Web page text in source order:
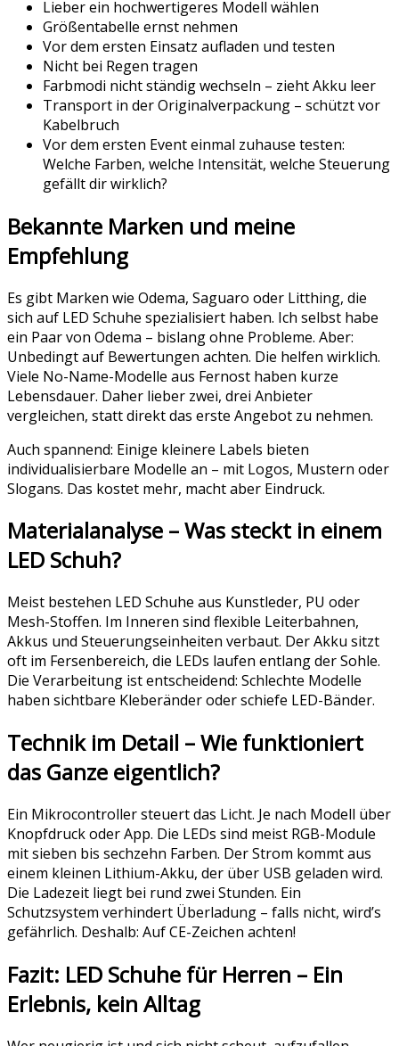
Lieber ein hochwertigeres Modell wählen
Größentabelle ernst nehmen
Vor dem ersten Einsatz aufladen und testen
Nicht bei Regen tragen
Farbmodi nicht ständig wechseln – zieht Akku leer
Transport in der Originalverpackung – schützt vor
Kabelbruch
Vor dem ersten Event einmal zuhause testen:
Welche Farben, welche Intensität, welche Steuerung
gefällt dir wirklich?
Bekannte Marken und meine
Empfehlung
Es gibt Marken wie Odema, Saguaro oder Litthing, die
sich auf LED Schuhe spezialisiert haben. Ich selbst habe
ein Paar von Odema – bislang ohne Probleme. Aber:
Unbedingt auf Bewertungen achten. Die helfen wirklich.
Viele No-Name-Modelle aus Fernost haben kurze
Lebensdauer. Daher lieber zwei, drei Anbieter
vergleichen, statt direkt das erste Angebot zu nehmen.
Auch spannend: Einige kleinere Labels bieten
individualisierbare Modelle an – mit Logos, Mustern oder
Slogans. Das kostet mehr, macht aber Eindruck.
Materialanalyse – Was steckt in einem
LED Schuh?
Meist bestehen LED Schuhe aus Kunstleder, PU oder
Mesh-Stoffen. Im Inneren sind flexible Leiterbahnen,
Akkus und Steuerungseinheiten verbaut. Der Akku sitzt
oft im Fersenbereich, die LEDs laufen entlang der Sohle.
Die Verarbeitung ist entscheidend: Schlechte Modelle
haben sichtbare Kleberänder oder schiefe LED-Bänder.
Technik im Detail – Wie funktioniert
das Ganze eigentlich?
Ein Mikrocontroller steuert das Licht. Je nach Modell über
Knopfdruck oder App. Die LEDs sind meist RGB-Module
mit sieben bis sechzehn Farben. Der Strom kommt aus
einem kleinen Lithium-Akku, der über USB geladen wird.
Die Ladezeit liegt bei rund zwei Stunden. Ein
Schutzsystem verhindert Überladung – falls nicht, wird’s
gefährlich. Deshalb: Auf CE-Zeichen achten!
Fazit: LED Schuhe für Herren – Ein
Erlebnis, kein Alltag